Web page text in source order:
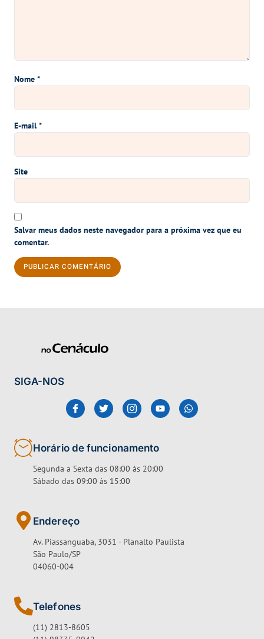
Nome *
E-mail *
Site
Salvar meus dados neste navegador para a próxima vez que eu
comentar.
SIGA-NOS
Horário de funcionamento
Segunda a Sexta das 08:00 às 20:00
Sábado das 09:00 às 15:00
Endereço
Av. Piassanguaba, 3031 - Planalto Paulista
São Paulo/SP
04060-004
Telefones
(11) 2813-8605